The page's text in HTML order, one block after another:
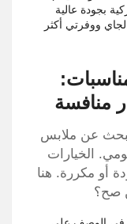
بجودة عالية
ووفرتي أكثر
منافسة
عن ملابس
الخيارات
أو مكررة. هنا
صح؟